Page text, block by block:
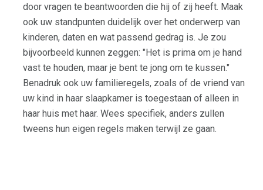
door vragen te beantwoorden die hij of zij heeft. Maak
ook uw standpunten duidelijk over het onderwerp van
kinderen, daten en wat passend gedrag is. Je zou
bijvoorbeeld kunnen zeggen: "Het is prima om je hand
vast te houden, maar je bent te jong om te kussen."
Benadruk ook uw familieregels, zoals of de vriend van
uw kind in haar slaapkamer is toegestaan ​​of alleen in
haar huis met haar. Wees specifiek, anders zullen
tweens hun eigen regels maken terwijl ze gaan.